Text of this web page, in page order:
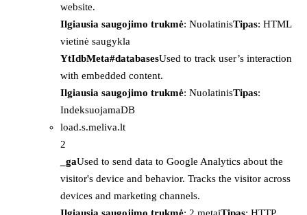
website.
Ilgiausia saugojimo trukmė: NuolatinisTipas: HTML
vietinė saugykla
YtIdbMeta#databasesUsed to track user’s interaction
with embedded content.
Ilgiausia saugojimo trukmė: NuolatinisTipas:
IndeksuojamaDB
load.s.meliva.lt
2
_gaUsed to send data to Google Analytics about the
visitor's device and behavior. Tracks the visitor across
devices and marketing channels.
Ilgiausia saugojimo trukmė: 2 metaiTipas: HTTP